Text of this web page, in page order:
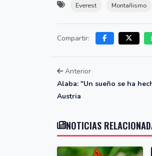
Everest Montañismo
Compartir:
Anterior
Alaba: "Un sueño se ha
Austria
NOTICIAS